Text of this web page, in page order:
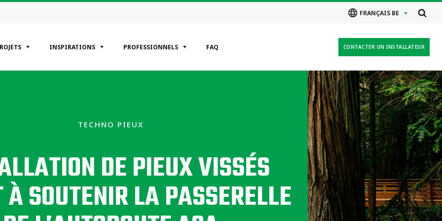
FRANÇAIS BE
INSPIRATIONS PROFESSIONNELS FAQ CONTACTER UN INSTALLATEUR
TECHNO PIEUX
DE PIEUX VISSÉS
SOUTENIR LA PASSERELLE